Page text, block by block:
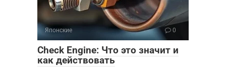
Японские 0
Check Engine: Что это значит и
как действовать